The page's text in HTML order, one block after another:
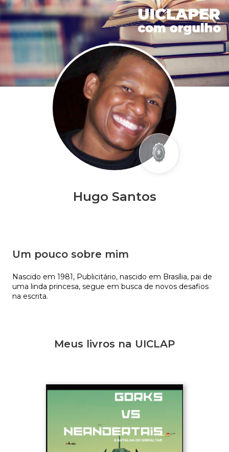
Hugo Santos
Um pouco sobre mim
Nascido em 1981, Publicitário, nascido em Brasília, pai de
uma linda princesa, segue em busca de novos desafios
na escrita.
Meus livros na UICLAP